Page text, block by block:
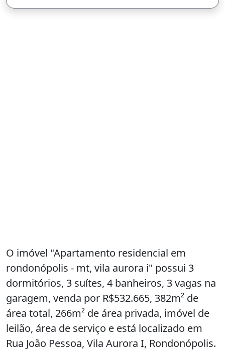
O imóvel "Apartamento residencial em
rondonópolis - mt, vila aurora i" possui 3
dormitórios, 3 suítes, 4 banheiros, 3 vagas na
garagem, venda por R$532.665, 382m² de
área total, 266m² de área privada, imóvel de
leilão, área de serviço e está localizado em
Rua João Pessoa, Vila Aurora I, Rondonópolis.